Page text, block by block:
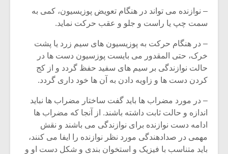
– نوازنده می تواند در هنگام تعویض پوزیسیون، کمی به
سمت چپ یا راست و جلو و عقب حرکت نماید.
– در هنگام حرکت به پوزیسیون های سیم زرد یا پشت
خرک، حتی المقدور می بایست پوزسیون دست ها در
حالت نوازندگی بر سیم های سفید حفظ گردد و از کج
کردن دست ها و زاویه دادن به آن ها خود داری گردد.
– در مورد مضراب ها باید گفت ساختار مضراب ها نباید
اندازه و حالت ثابت داشته باشند. از آنجا که مضراب ها
ادامه دست نوازنده برای نوازندگی می باشند و نقش
مهمی در صدادهندگی مورد نظر نوازنده را ایفا می کنند،
باید متناسب با فیزیک و استخوان بندی و شکل دست او و